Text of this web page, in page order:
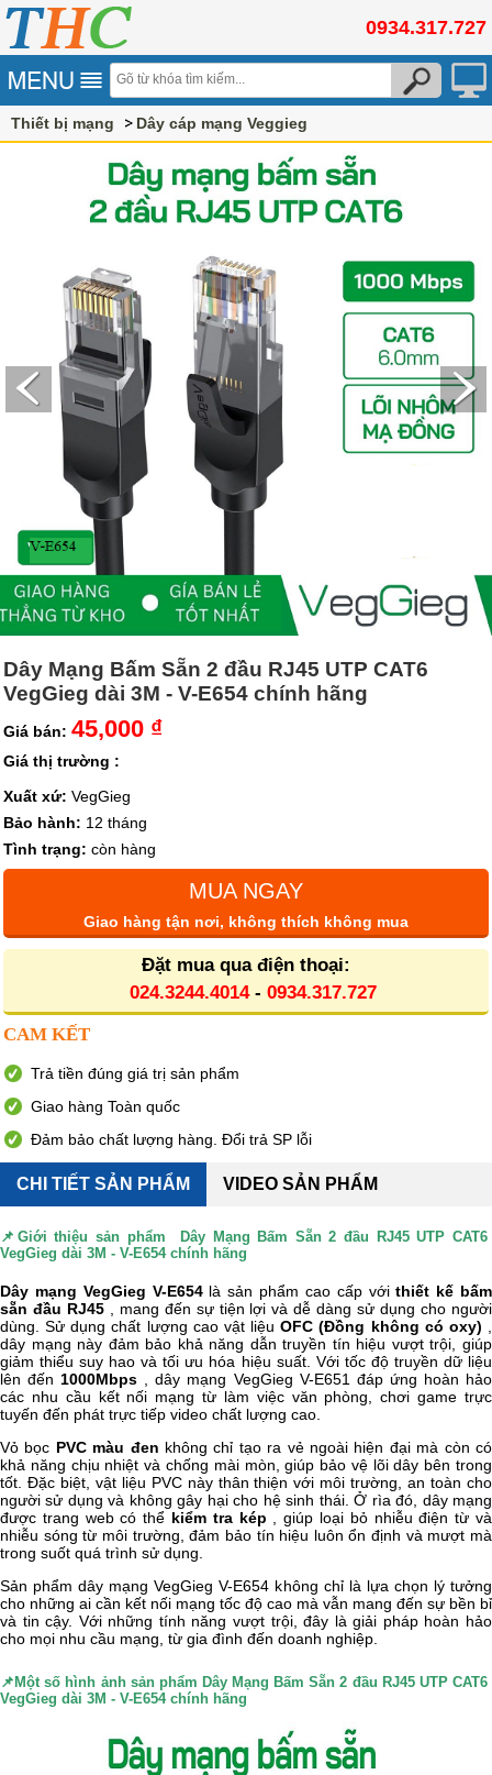
0934.317.727
Thiết bị mạng Dây cáp mạng Veggieg
Dây Mạng Bấm Sẵn 2 đầu RJ45 UTP CAT6
VegGieg dài 3M - V-E654 chính hãng
Giá bán: 45,000 ₫
Giá thị trường :
Xuất xứ: VegGieg
Bảo hành: 12 tháng
Tình trạng: còn hàng
MUA NGAY
Giao hàng tận nơi, không thích không mua
Đặt mua qua điện thoại:
024.3244.4014- 0934.317.727
CAM KẾT
Trả tiền đúng giá trị sản phẩm
Giao hàng Toàn quốc
Đảm bảo chất lượng hàng. Đổi trả SP lỗi
CHI TIẾT SẢN PHẨM VIDEO SẢN PHẨM
📌Giới thiệu sản phẩm
Dây Mạng Bấm Sẵn 2 đầu RJ45 UTP CAT6
VegGieg dài 3M - V-E654 chính hãng
Dây mạng VegGieg V-E654là sản phẩm cao cấp vớithiết kế bấm
sẵn đầu RJ45, mang đến sự tiện lợi và dễ dàng sử dụng cho người
dùng. Sử dụng chất lượng cao vật liệuOFC (Đồng không có oxy)
dây mạng này đảm bảo khả năng dẫn truyền tín hiệu vượt trội, giúp
giảm thiểu suy hao và tối ưu hóa hiệu suất. Với tốc độ truyền dữ liệu
lên đến 1000Mbps , dây mạng VegGieg V-E651 đáp ứng hoàn hảo
các nhu cầu kết nối mạng từ làm việc văn phòng, chơi game trực
tuyến đến phát trực tiếp video chất lượng cao.
Vỏ bọc PVC màu đen không chỉ tạo ra vẻ ngoài hiện đại mà còn có
khả năng chịu nhiệt và chống mài mòn, giúp bảo vệ lõi dây bên trong
tốt. Đặc biệt, vật liệu PVC này thân thiện với môi trường, an toàn cho
người sử dụng và không gây hại cho hệ sinh thái. Ở rìa đó, dây mạng
được trang web có thể kiểm tra kép , giúp loại bỏ nhiễu điện từ và
nhiễu sóng từ môi trường, đảm bảo tín hiệu luôn ổn định và mượt mà
trong suốt quá trình sử dụng.
Sản phẩm dây mạng VegGieg V-E654 không chỉ là lựa chọn lý tưởng
cho những ai cần kết nối mạng tốc độ cao mà vẫn mang đến sự bền bỉ
và tin cậy. Với những tính năng vượt trội, đây là giải pháp hoàn hảo
cho mọi nhu cầu mạng, từ gia đình đến doanh nghiệp.
📌Một số hình ảnh sản phẩm Dây Mạng Bấm Sẵn 2 đầu RJ45 UTP CAT6
VegGieg dài 3M - V-E654 chính hãng